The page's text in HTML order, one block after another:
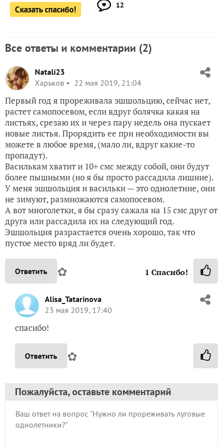
Сказать спасибо! 12
Все ответы и комментарии (2)
Natali23
Харьков
22 мая 2019, 21:04
Первый год я прореживала эшшольцию, сейчас нет,
растет самопосевом, если вдруг болячка какая на
листьях, срезаю их и через пару недель она пускает
новые листья. Прорядить ее при необходимости вы
можете в любое время, (мало ли, вдруг какие-то
пропадут).
Василькам хватит и 10+ смс между собой, они будут
более пышными (но я бы просто рассадила лишние).
У меня эшшольция и васильки — это однолетние, они
не зимуют, размножаются самопосевом.
А вот многолетки, я бы сразу сажала на 15 смс друг от
друга или рассадила их на следующий год.
Эшшольция разрастается очень хорошо, так что
пустое место вряд ли будет.
Ответить ✿ 1 Спасибо!
Alisa_Tatarinova
23 мая 2019, 17:40
спасибо!
Ответить ✿
Пожалуйста, оставьте комментарий